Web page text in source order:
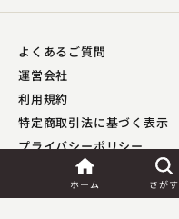
ホーム さがす
よくあるご質問
運営会社
利用規約
特定商取引法に基づく表示
プライバシーポリシー​
外部送信ポリシー